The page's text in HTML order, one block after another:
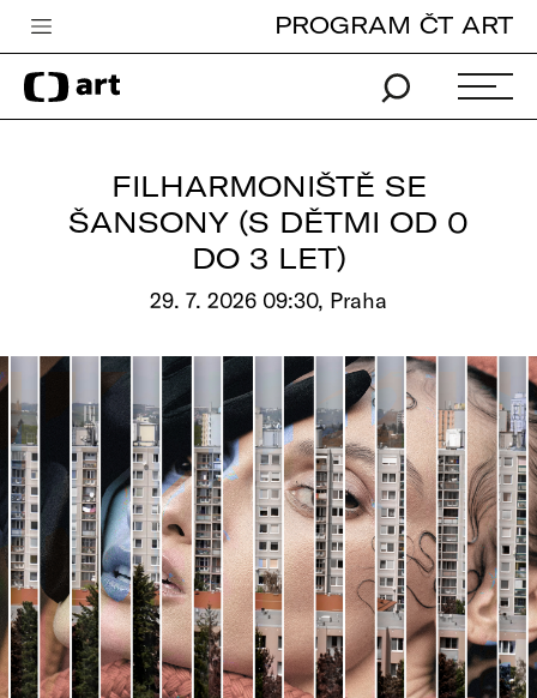
Česká televize
Zpravodajství
iVysílání
edu
Vše o ČT
PROGRAM ČT ART
FILHARMONIŠTĚ SE
ŠANSONY (S DĚTMI OD 0
DO 3 LET)
29. 7. 2026 09:30, Praha